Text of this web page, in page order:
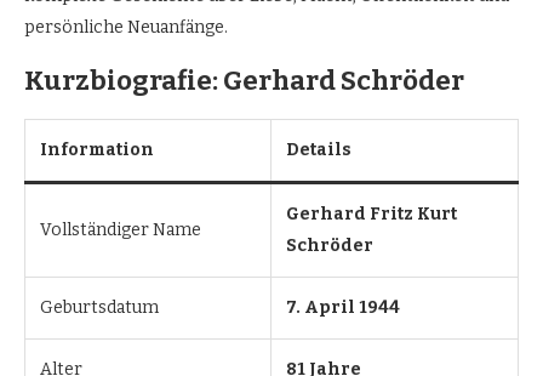
persönliche Neuanfänge.
Kurzbiografie: Gerhard Schröder
Information Details
Vollständiger Name
Gerhard Fritz Kurt
Schröder
Geburtsdatum 7. April 1944
Alter 81 Jahre